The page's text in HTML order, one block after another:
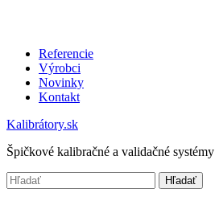
Referencie
Výrobci
Novinky
Kontakt
Kalibrátory.sk
Špičkové kalibračné a validačné systémy
Hľadať